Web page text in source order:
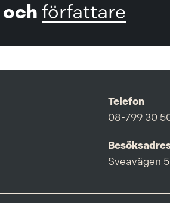
och författare
Telefon
08-799 30
Sveavägen